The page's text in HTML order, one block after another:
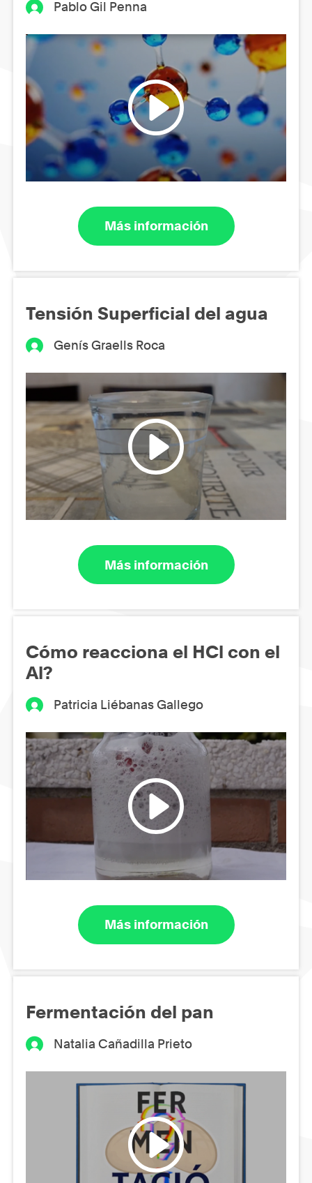
Pablo Gil Penna
Más información
Tensión Superficial del agua
Genís Graells Roca
Más información
Cómo reacciona el HCl con el
Al?
Patricia Liébanas Gallego
Más información
Fermentación del pan
Natalia Cañadilla Prieto